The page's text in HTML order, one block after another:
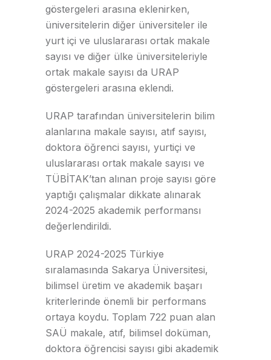
göstergeleri arasına eklenirken,
üniversitelerin diğer üniversiteler ile
yurt içi ve uluslararası ortak makale
sayısı ve diğer ülke üniversiteleriyle
ortak makale sayısı da URAP
göstergeleri arasına eklendi.
URAP tarafından üniversitelerin bilim
alanlarına makale sayısı, atıf sayısı,
doktora öğrenci sayısı, yurtiçi ve
uluslararası ortak makale sayısı ve
TÜBİTAK’tan alınan proje sayısı göre
yaptığı çalışmalar dikkate alınarak
2024-2025 akademik performansı
değerlendirildi.
URAP 2024-2025 Türkiye
sıralamasında Sakarya Üniversitesi,
bilimsel üretim ve akademik başarı
kriterlerinde önemli bir performans
ortaya koydu. Toplam 722 puan alan
SAÜ makale, atıf, bilimsel doküman,
doktora öğrencisi sayısı gibi akademik